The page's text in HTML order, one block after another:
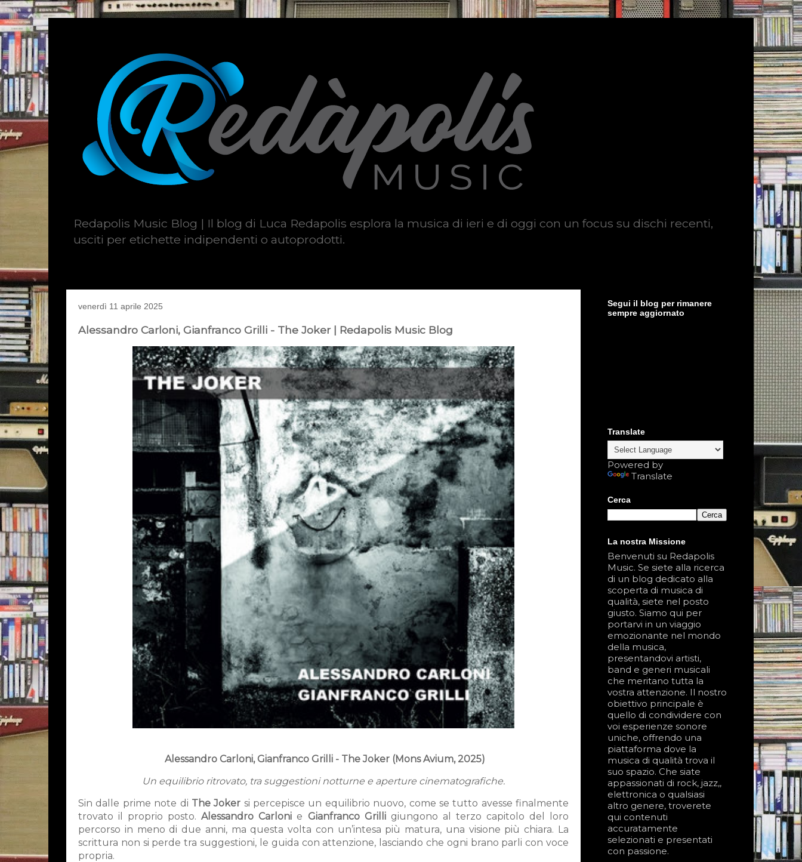
Redapolis Music Blog | Il blog di Luca Redapolis esplora la musica di ieri e di oggi con un focus su dischi recenti,
usciti per etichette indipendenti o autoprodotti.
venerdì 11 aprile 2025
Alessandro Carloni, Gianfranco Grilli - The Joker | Redapolis Music Blog
Alessandro Carloni, Gianfranco Grilli - The Joker (Mons Avium, 2025)
Un equilibrio ritrovato, tra suggestioni notturne e aperture cinematografiche.
Sin dalle prime note di The Joker si percepisce un equilibrio nuovo, come se tutto avesse finalmente
trovato il proprio posto.Alessandro Carloni e Gianfranco Grilligiungono al terzo capitolo del loro
percorso in meno di due anni, ma questa volta con un’intesa più matura, una visione più chiara. La
scrittura non si perde tra suggestioni, le guida con attenzione, lasciando che ogni brano parli con voce
propria.
Segui il blog per rimanere
sempre aggiornato
Translate
Powered by
Translate
Cerca
La nostra Missione
Benvenuti su Redapolis
Music. Se siete alla ricerca
di un blog dedicato alla
scoperta di musica di
qualità, siete nel posto
giusto. Siamo qui per
portarvi in un viaggio
emozionante nel mondo
della musica,
presentandovi artisti,
band e generi musicali
che meritano tutta la
vostra attenzione. Il nostro
obiettivo principale è
quello di condividere con
voi esperienze sonore
uniche, offrendo una
piattaforma dove la
musica di qualità trova il
suo spazio. Che siate
appassionati di rock, jazz,,
elettronica o qualsiasi
altro genere, troverete
qui contenuti
accuratamente
selezionati e presentati
con passione.